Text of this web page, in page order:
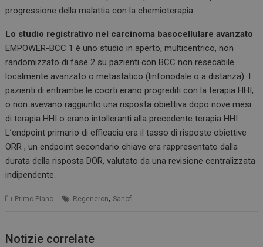
progressione della malattia con la chemioterapia.
Lo studio registrativo nel carcinoma basocellulare avanzato
EMPOWER-BCC 1 è uno studio in aperto, multicentrico, non
randomizzato di fase 2 su pazienti con BCC non resecabile
localmente avanzato o metastatico (linfonodale o a distanza). I
pazienti di entrambe le coorti erano progrediti con la terapia HHI,
o non avevano raggiunto una risposta obiettiva dopo nove mesi
di terapia HHI o erano intolleranti alla precedente terapia HHI.
L’endpoint primario di efficacia era il tasso di risposte obiettive
ORR , un endpoint secondario chiave era rappresentato dalla
durata della risposta DOR, valutato da una revisione centralizzata
indipendente.
Primo Piano Regeneron,Sanofi
Notizie correlate